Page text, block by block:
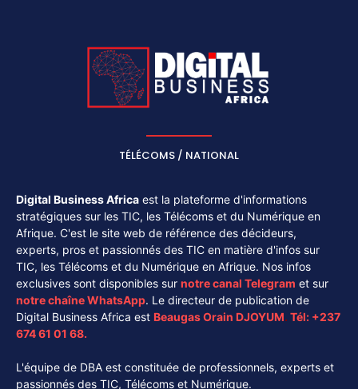
TÉLÉCOMS / NATIONAL
Digital Business Africa est la plateforme d'informations
stratégiques sur les TIC, les Télécoms et du Numérique en
Afrique. C'est le site web de référence des décideurs,
experts, pros et passionnés des TIC en matière d'infos sur
TIC, les Télécoms et du Numérique en Afrique. Nos infos
exclusives sont disponibles sur notre canal Telegram et sur
notre chaîneWhatsApp. Le directeur de publication de
Digital Business Africa est Beaugas Orain DJOYUM. Tél: +237
674 61 01 68.
L'équipe de DBA est constituée de professionnels, experts et
passionnés des TIC, Télécoms et Numérique.